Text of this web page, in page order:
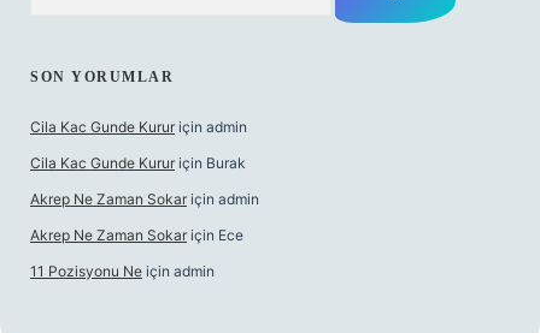
SON YORUMLAR
Cila Kac Gunde Kurur için admin
Cila Kac Gunde Kurur için Burak
Akrep Ne Zaman Sokar için admin
Akrep Ne Zaman Sokar için Ece
11 Pozisyonu Ne için admin